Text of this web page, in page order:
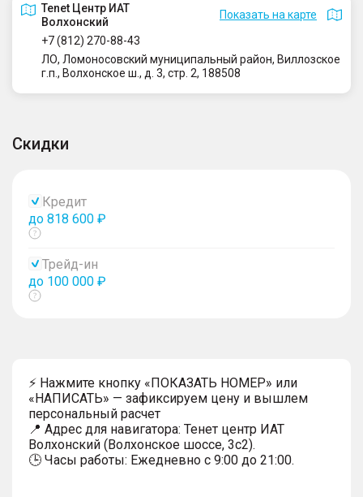
Tenet Центр ИАТ
Волхонский
Показать на карте
+7 (812) 270-88-43
ЛО, Ломоносовский муниципальный район, Виллозское
г.п., Волхонское ш., д. 3, стр. 2, 188508
Скидки
Кредит
до 818 600 ₽
Показать
Трейд-ин
до 100 000 ₽
Показать
⚡ Нажмите кнопку «ПОКАЗАТЬ НОМЕР» или
«НАПИСАТЬ» — зафиксируем цену и вышлем
персональный расчет
📍 Адрес для навигатора: Тенет центр ИАТ
Волхонский (Волхонское шоссе, 3с2).
🕒 Часы работы: Ежедневно с 9:00 до 21:00.